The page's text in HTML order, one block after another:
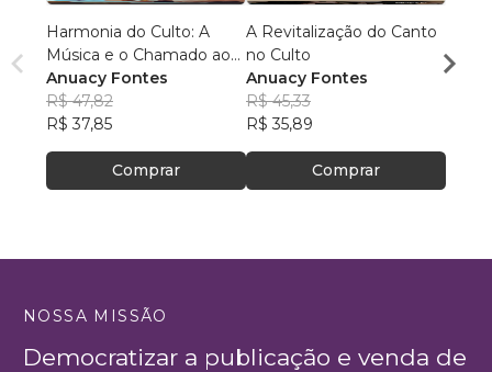
Harmonia do Culto: A
Música e o Chamado ao
Serviço
Anuacy Fontes
R$ 47,82
R$ 37,85
Comprar
A Revitalização do Canto
no Culto
Anuacy Fontes
R$ 45,33
R$ 35,89
Comprar
NOSSA MISSÃO
Democratizar a publicação e venda de